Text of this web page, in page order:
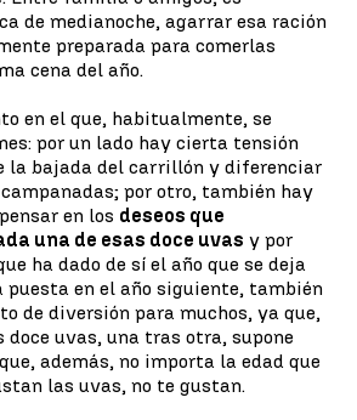
de medianoche, agarrar esa ración
preparada para comerlas
cena del año.
en el que, habitualmente, se
por un lado hay cierta tensión
la bajada del carrillón y diferenciar
por otro, también hay
en los deseos que
una de esas doce uvas y por
ha dado de sí el año que se deja
en el año siguiente, también
de diversión para muchos, ya que,
uvas, una tras otra, supone
además, no importa la edad que
las uvas, no te gustan.